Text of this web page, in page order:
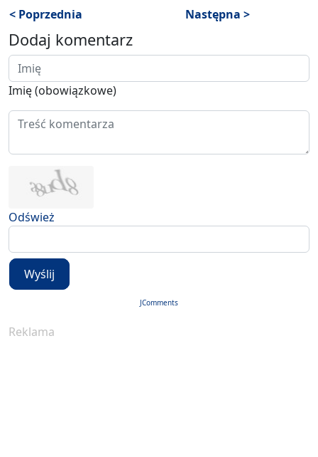
< Poprzednia Następna >
Dodaj komentarz
Imię (obowiązkowe)
Odśwież
Wyślij
JComments
Reklama